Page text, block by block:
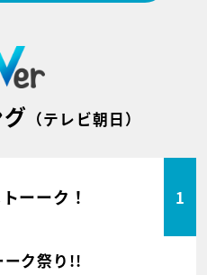
（テレビ朝日）
ーーク！ 1
ーク祭り!!